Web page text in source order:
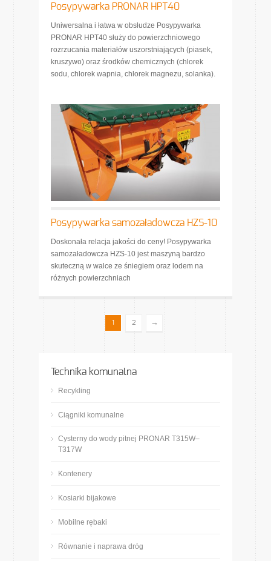
Posypywarka PRONAR HPT40
Uniwersalna i łatwa w obsłudze Posypywarka
PRONAR HPT40 służy do powierzchniowego
rozrzucania materiałów uszorstniających (piasek,
kruszywo) oraz środków chemicznych (chlorek
sodu, chlorek wapnia, chlorek magnezu, solanka).
Posypywarka samozaładowcza HZS-10
Doskonała relacja jakości do ceny! Posypywarka
samozaładowcza HZS-10 jest maszyną bardzo
skuteczną w walce ze śniegiem oraz lodem na
różnych powierzchniach
1 2 →
Technika komunalna
Recykling
Ciągniki komunalne
Cysterny do wody pitnej PRONAR T315W–
T317W
Kontenery
Kosiarki bijakowe
Mobilne rębaki
Równanie i naprawa dróg